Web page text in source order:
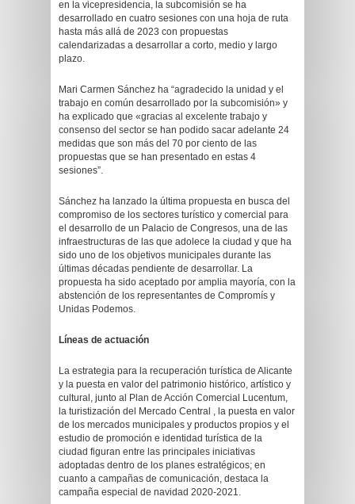
en la vicepresidencia, la subcomisión se ha
desarrollado en cuatro sesiones con una hoja de ruta
hasta más allá de 2023 con propuestas
calendarizadas a desarrollar a corto, medio y largo
plazo.
Mari Carmen Sánchez ha “agradecido la unidad y el
trabajo en común desarrollado por la subcomisión» y
ha explicado que «gracias al excelente trabajo y
consenso del sector se han podido sacar adelante 24
medidas que son más del 70 por ciento de las
propuestas que se han presentado en estas 4
sesiones”.
Sánchez ha lanzado la última propuesta en busca del
compromiso de los sectores turístico y comercial para
el desarrollo de un Palacio de Congresos, una de las
infraestructuras de las que adolece la ciudad y que ha
sido uno de los objetivos municipales durante las
últimas décadas pendiente de desarrollar. La
propuesta ha sido aceptado por amplia mayoría, con la
abstención de los representantes de Compromís y
Unidas Podemos.
Líneas de actuación
La estrategia para la recuperación turística de Alicante
y la puesta en valor del patrimonio histórico, artístico y
cultural, junto al Plan de Acción Comercial Lucentum,
la turistización del Mercado Central , la puesta en valor
de los mercados municipales y productos propios y el
estudio de promoción e identidad turística de la
ciudad figuran entre las principales iniciativas
adoptadas dentro de los planes estratégicos; en
cuanto a campañas de comunicación, destaca la
campaña especial de navidad 2020-2021.